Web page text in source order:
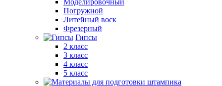
Моделировочный
Погружной
Литейный воск
Фрезерный
Гипсы
2 класс
3 класс
4 класс
5 класс